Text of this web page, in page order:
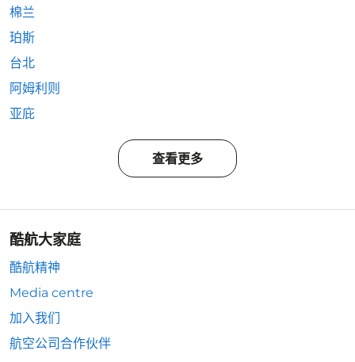
棉兰
珀斯
台北
阿姆利则
亚庇
查看更多
酷航大家庭
酷航精神
Media centre
加入我们
航空公司合作伙伴